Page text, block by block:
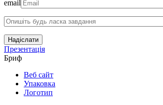
email
Надіслати
Презентація
Бриф
Веб сайт
Упаковка
Логотип